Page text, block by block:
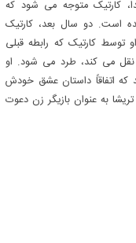
کارتیک متوجه می شود که
است. دو سال بعد، کارتیک
توسط کارتیک که رابطه قبلی
نقل می کند، طرد می شود. او
که اتفاقاً داستان عشق خودش
به عنوان بازیگر زن دعوت